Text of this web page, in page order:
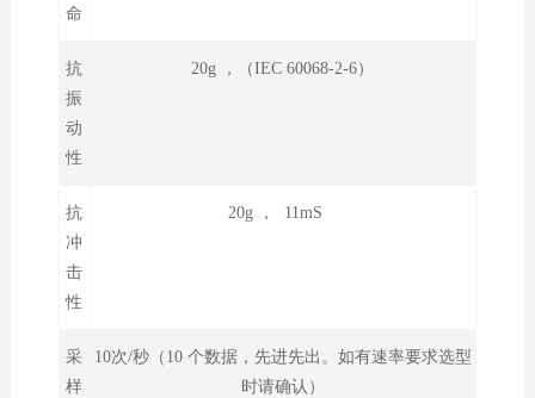
命
抗
振
动
性
20g ，（IEC 60068-2-6）
抗
冲
击
性
20g ， 11mS
采
样
10次/秒（10 个数据，先进先出。如有速率要求选型
时请确认）